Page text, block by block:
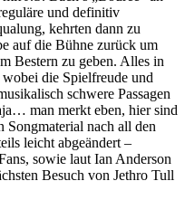
und definitiv
kehrten dann zu
auf die Bühne zurück um
Bestern zu geben. Alles in
die Spielfreude und
schwere Passagen
man merkt eben, hier sind
Songmaterial nach all den
leicht abgeändert –
sowie laut Ian Anderson
Besuch von Jethro Tull